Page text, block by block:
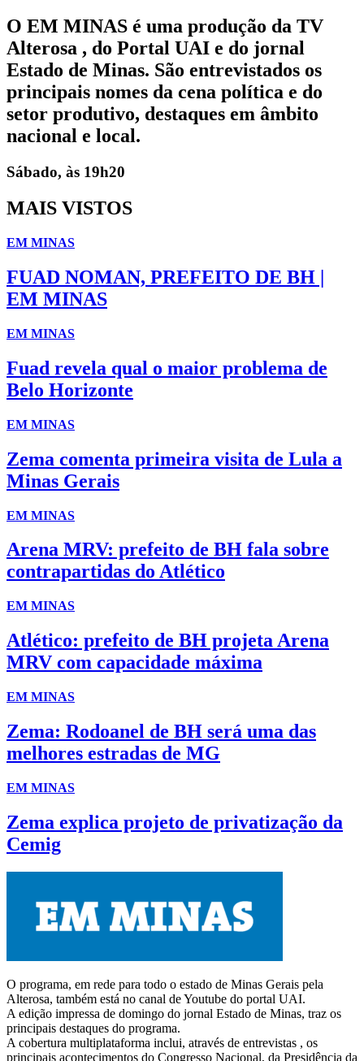
O EM MINAS é uma produção da TV
Alterosa , do Portal UAI e do jornal
Estado de Minas. São entrevistados os
principais nomes da cena política e do
setor produtivo, destaques em âmbito
nacional e local.
Sábado, às 19h20
MAIS VISTOS
EM MINAS
FUAD NOMAN, PREFEITO DE BH |
EM MINAS
EM MINAS
Fuad revela qual o maior problema de
Belo Horizonte
EM MINAS
Zema comenta primeira visita de Lula a
Minas Gerais
EM MINAS
Arena MRV: prefeito de BH fala sobre
contrapartidas do Atlético
EM MINAS
Atlético: prefeito de BH projeta Arena
MRV com capacidade máxima
EM MINAS
Zema: Rodoanel de BH será uma das
melhores estradas de MG
EM MINAS
Zema explica projeto de privatização da
Cemig
O programa, em rede para todo o estado de Minas Gerais pela
Alterosa, também está no canal de Youtube do portal UAI.
A edição impressa de domingo do jornal Estado de Minas, traz os
principais destaques do programa.
A cobertura multiplataforma inclui, através de entrevistas , os
principais acontecimentos do Congresso Nacional, da Presidência da